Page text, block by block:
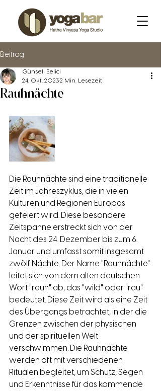
Beitrag
Rauhnächte
Günseli Selici
24. Okt. 20232 Min. Lesezeit
Die Rauhnächte sind eine traditionelle
Zeit im Jahreszyklus, die in vielen
Kulturen und Regionen Europas
gefeiert wird. Diese besondere
Zeitspanne erstreckt sich von der
Nacht des 24. Dezember bis zum 6.
Januar und umfasst somit insgesamt
zwölf Nächte. Der Name "Rauhnächte"
leitet sich von dem alten deutschen
Wort "rauh" ab, das "wild" oder "rau"
bedeutet. Diese Zeit wird als eine Zeit
des Übergangs betrachtet, in der die
Grenzen zwischen der physischen
und der spirituellen Welt
verschwimmen. Die Rauhnächte
werden oft mit verschiedenen
Ritualen begleitet, um Schutz, Segen
und Erkenntnisse für das kommende